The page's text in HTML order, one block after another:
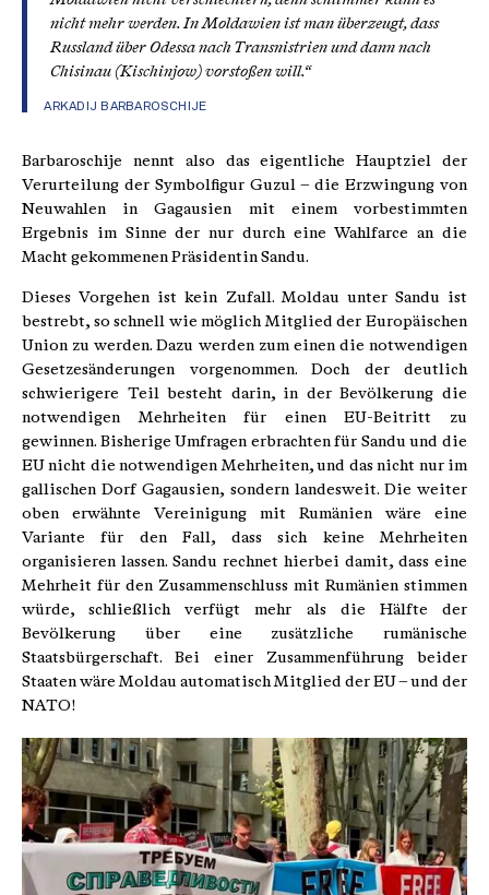
nicht mehr werden. In Moldawien ist man überzeugt, dass
Russland über Odessa nach Transnistrien und dann nach
Chisinau (Kischinjow) vorstoßen will.“
ARKADIJ BARBAROSCHIJE
Barbaroschije nennt also das eigentliche Hauptziel der
Verurteilung der Symbolfigur Guzul – die Erzwingung von
Neuwahlen in Gagausien mit einem vorbestimmten
Ergebnis im Sinne der nur durch eine Wahlfarce an die
Macht gekommenen Präsidentin Sandu.
Dieses Vorgehen ist kein Zufall. Moldau unter Sandu ist
bestrebt, so schnell wie möglich Mitglied der Europäischen
Union zu werden. Dazu werden zum einen die notwendigen
Gesetzesänderungen vorgenommen. Doch der deutlich
schwierigere Teil besteht darin, in der Bevölkerung die
notwendigen Mehrheiten für einen EU-Beitritt zu
gewinnen. Bisherige Umfragen erbrachten für Sandu und die
EU nicht die notwendigen Mehrheiten, und das nicht nur im
gallischen Dorf Gagausien, sondern landesweit. Die weiter
oben erwähnte Vereinigung mit Rumänien wäre eine
Variante für den Fall, dass sich keine Mehrheiten
organisieren lassen. Sandu rechnet hierbei damit, dass eine
Mehrheit für den Zusammenschluss mit Rumänien stimmen
würde, schließlich verfügt mehr als die Hälfte der
Bevölkerung über eine zusätzliche rumänische
Staatsbürgerschaft. Bei einer Zusammenführung beider
Staaten wäre Moldau automatisch Mitglied der EU – und der
NATO!